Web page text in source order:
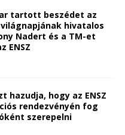
tartott beszédet az
világnapjának hivatalos
Nadert és a TM-et
ENSZ
hazudja, hogy az ENSZ
rendezvényén fog
szerepelni